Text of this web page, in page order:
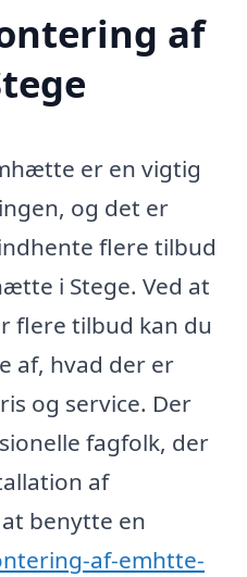
af
er en vigtig
og det er
flere tilbud
i Stege. Ved at
flere tilbud kan du
af, hvad der er
og service. Der
fagfolk, der
af
benytte en
af-emhtte-